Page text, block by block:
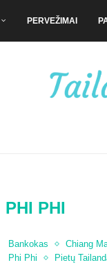
PERVEŽIMAI
PHI PHI
Bankokas Chiang
Phi Phi
Pietų